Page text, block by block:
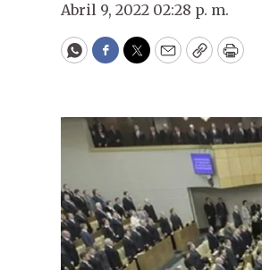
Abril 9, 2022 02:28 p. m.
WhatsApp
Facebook
Twitter
EmailCopyPrint